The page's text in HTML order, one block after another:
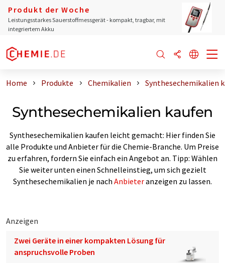
Produkt der Woche
Leistungsstarkes Sauerstoffmessgerät - kompakt, tragbar, mit
integriertem Akku
Home Produkte Chemikalien Synthesechemikalien
Synthesechemikalien kaufen
Synthesechemikalien kaufen leicht gemacht: Hier finden Sie
alle Produkte und Anbieter für die Chemie-Branche. Um Preise
zu erfahren, fordern Sie einfach ein Angebot an. Tipp: Wählen
Sie weiter unten einen Schnelleinstieg, um sich gezielt
Synthesechemikalien je nach Anbieteranzeigen zu lassen.
Anzeigen
Zwei Geräte in einer kompakten Lösung für
anspruchsvolle Proben